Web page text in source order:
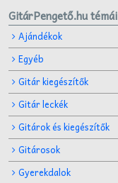
GitárPengető.hu témái
Ajándékok
Egyéb
Gitár kiegészítők
Gitár leckék
Gitárok és kiegészítők
Gitárosok
Gyerekdalok